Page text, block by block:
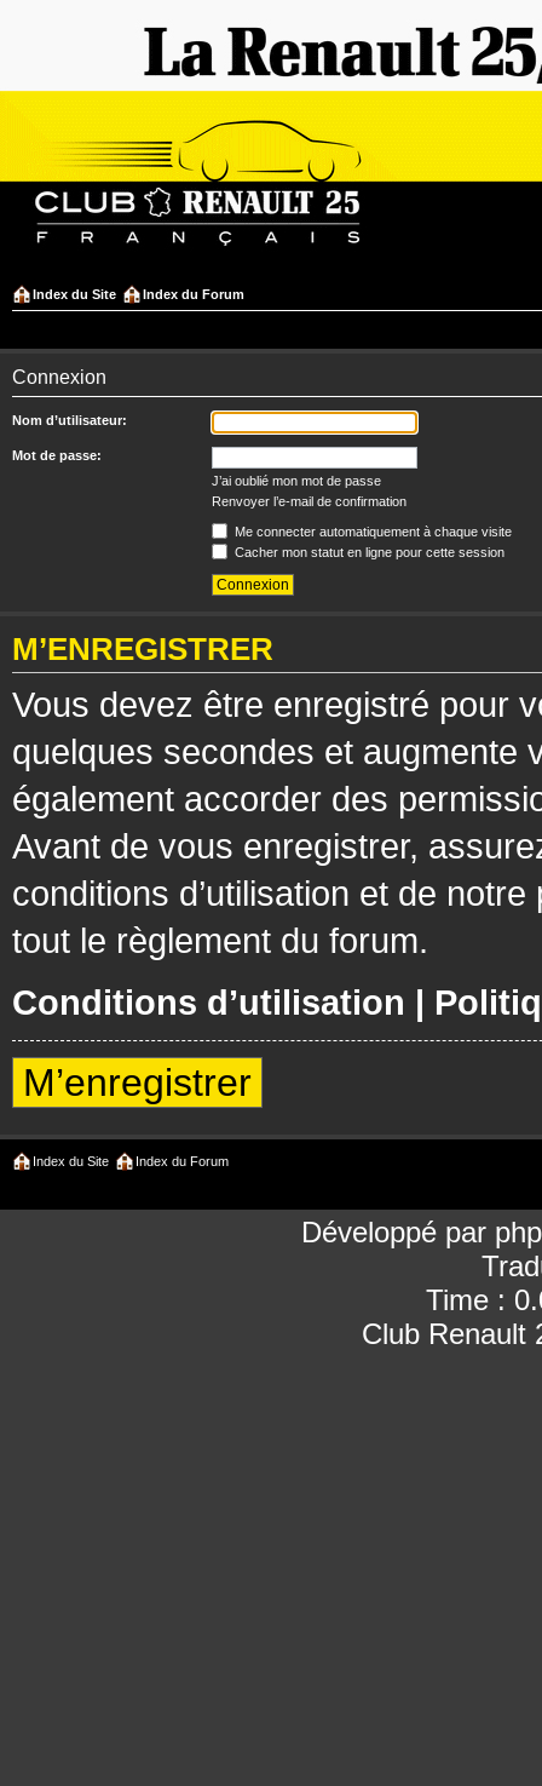
Index du Site Index du Forum
Connexion
Nom d’utilisateur:
Mot de passe:
J’ai oublié mon mot de passe
Renvoyer l’e-mail de confirmation
Me connecter automatiquement à chaque visite
Cacher mon statut en ligne pour cette session
M’ENREGISTRER
Vous devez être enregistré pour
quelques secondes et augmente
également accorder des
Avant de vous enregistrer,
conditions d’utilisation et de
tout le règlement du forum.
Conditions d’utilisation |
M’enregistrer
Index du Site Index du Forum
Développé par
Time :
Club Renault